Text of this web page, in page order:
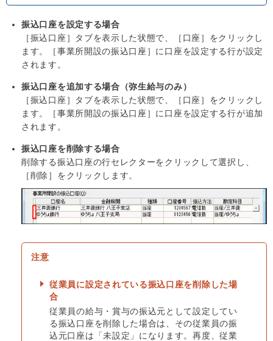
振込口座を設定する場合
［振込口座］タブを表示した状態で、［口座］をクリックし
ます。［事業所開設の振込口座］に口座を設定する行が設定
されます。
振込口座を追加する場合（弥生給与のみ）
［振込口座］タブを表示した状態で、［口座］をクリックし
ます。［事業所開設の振込口座］に口座を設定する行が追加
されます。
振込口座を削除する場合
削除する振込口座の行セレクターをクリックして選択し、
［削除］をクリックします。
従業員に設定されている振込口座を削除した場
合
従業員の給与・賞与の振込元として設定してい
る振込口座を削除した場合は、その従業員の振
込元口座は「未設定」になります。再度、従業